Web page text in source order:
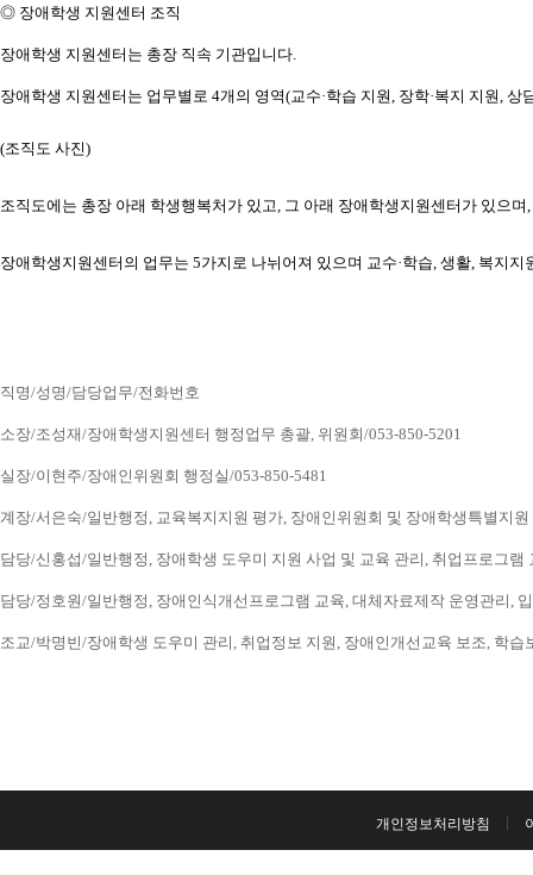
◎ 장애학생 지원센터 조직
장애학생 지원센터는 총장 직속 기관입니다.
장애학생 지원센터는 업무별로 4개의 영역(교수·학습 지원, 장학·복지 지원, 상
(조직도 사진)
조직도에는 총장 아래 학생행복처가 있고, 그 아래 장애학생지원센터가 있으
장애학생지원센터의 업무는 5가지로 나뉘어져 있으며 교수·학습, 생활, 복지
직명/성명/담당업무/전화번호
소장/조성재/장애학생지원센터 행정업무 총괄, 위원회/053-850-5201
실장/이현주/장애인위원회 행정실/053-850-5481
계장/서은숙/일반행정, 교육복지지원 평가, 장애인위원회 및 장애학생특별지
담당/신홍섭/일반행정, 장애학생 도우미 지원 사업 및 교육 관리, 취업프로그
담당/정호원/일반행정, 장애인식개선프로그램 교육, 대체자료제작 운영관리,
조교/박명빈/장애학생 도우미 관리, 취업정보 지원, 장애인개선교육 보조, 학
개인정보처리방침